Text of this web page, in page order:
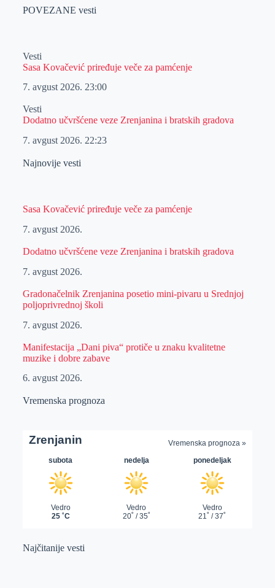
POVEZANE vesti
Vesti
Sasa Kovačević priređuje veče za pamćenje
7. avgust 2026. 23:00
Vesti
Dodatno učvršćene veze Zrenjanina i bratskih gradova
7. avgust 2026. 22:23
Najnovije vesti
Sasa Kovačević priređuje veče za pamćenje
7. avgust 2026.
Dodatno učvršćene veze Zrenjanina i bratskih gradova
7. avgust 2026.
Gradonačelnik Zrenjanina posetio mini-pivaru u Srednjoj
poljoprivrednoj školi
7. avgust 2026.
Manifestacija „Dani piva“ protiče u znaku kvalitetne
muzike i dobre zabave
6. avgust 2026.
Vremenska prognoza
Najčitanije vesti